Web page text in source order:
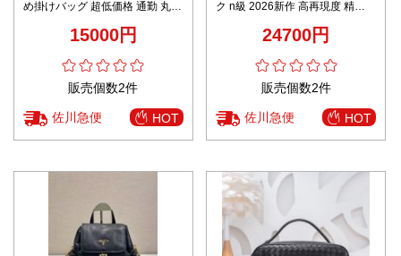
め掛けバッグ 超低価格 通勤 丸形
花柄 ホワイト15000円
販売個数2件
佐川急便 HOT
ク n級 2026新作 高再現度 精密
24700円
販売個数2件
佐川急便 HOT